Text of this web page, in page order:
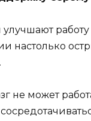
настолько
не может